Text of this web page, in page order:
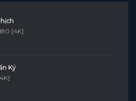
[4K]
Ký